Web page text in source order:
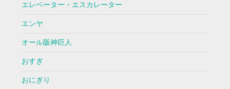
エレベーター・エスカレーター
エンヤ
オール阪神巨人
おすぎ
おにぎり